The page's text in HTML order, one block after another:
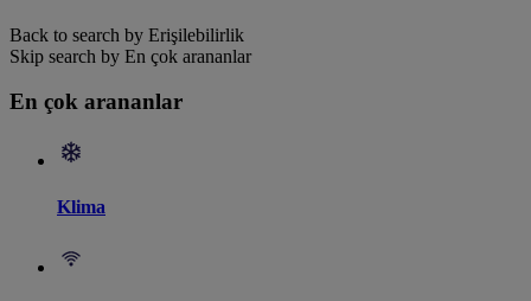
Back to search by Erişilebilirlik
Skip search by En çok arananlar
En çok arananlar
Klima